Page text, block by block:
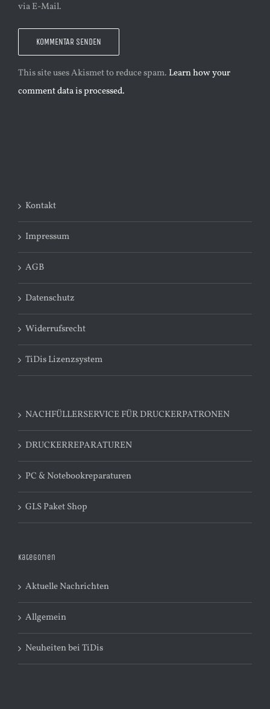
via E-Mail.
This site uses Akismet to reduce spam. Learn how your
comment data is processed.
Kontakt
Impressum
AGB
Datenschutz
Widerrufsrecht
TiDis Lizenzsystem
NACHFÜLLERSERVICE FÜR DRUCKERPATRONEN
DRUCKERREPARATUREN
PC & Notebookreparaturen
GLS Paket Shop
Kategorien
Aktuelle Nachrichten
Allgemein
Neuheiten bei TiDis